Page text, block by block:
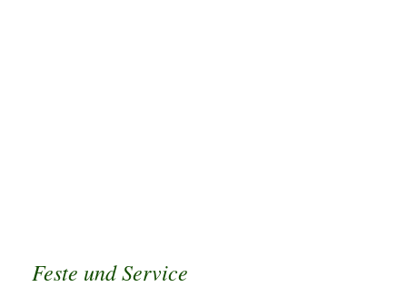
Feste und Service